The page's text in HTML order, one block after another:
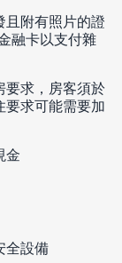
且附有照片的證
融卡以支付雜
要求，房客須於
要求可能需要加
金
全設備